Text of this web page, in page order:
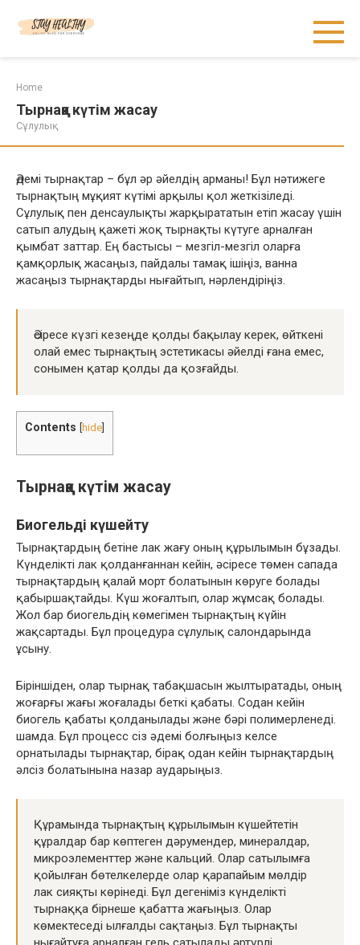
Home
Тырнаққа күтім жасау
Сұлулық
Әдемі тырнақтар – бұл әр әйелдің арманы! Бұл нәтижеге
тырнақтың мұқият күтімі арқылы қол жеткізіледі.
Сұлулық пен денсаулықты жарқырататын етіп жасау үшін
сатып алудың қажеті жоқ тырнақты күтуге арналған
қымбат заттар. Ең бастысы – мезгіл-мезгіл оларға
қамқорлық жасаңыз, пайдалы тамақ ішіңіз, ванна
жасаңыз тырнақтарды нығайтып, нәрлендіріңіз.
Әсіресе күзгі кезеңде қолды бақылау керек, өйткені
олай емес тырнақтың эстетикасы әйелді ғана емес,
сонымен қатар қолды да қозғайды.
Contents hide
Тырнаққа күтім жасау
Биогельді күшейту
Тырнақтардың бетіне лак жағу оның құрылымын бұзады.
Күнделікті лак қолданғаннан кейін, әсіресе төмен сапада
тырнақтардың қалай морт болатынын көруге болады
қабыршақтайды. Күш жоғалтып, олар жұмсақ болады.
Жол бар биогельдің көмегімен тырнақтың күйін
жақсартады. Бұл процедура сұлулық салондарында
ұсыну.
Біріншіден, олар тырнақ табақшасын жылтыратады, оның
жоғарғы жағы жоғалады беткі қабаты. Содан кейін
биогель қабаты қолданылады және бәрі полимерленеді.
шамда. Бұл процесс сіз әдемі болғыңыз келсе
орнатылады тырнақтар, бірақ одан кейін тырнақтардың
әлсіз болатынына назар аударыңыз.
Құрамында тырнақтың құрылымын күшейтетін
құралдар бар көптеген дәрумендер, минералдар,
микроэлементтер және кальций. Олар сатылымға
қойылған бөтелкелерде олар қарапайым мөлдір
лак сияқты көрінеді. Бұл дегеніміз күнделікті
тырнаққа бірнеше қабатта жағыңыз. Олар
көмектеседі ылғалды сақтаңыз. Бұл тырнақты